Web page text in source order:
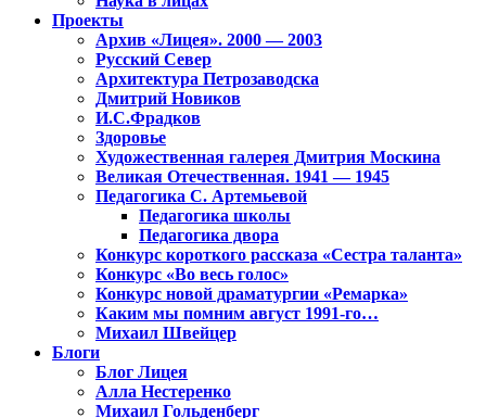
Проекты
Архив «Лицея». 2000 — 2003
Русский Север
Архитектура Петрозаводска
Дмитрий Новиков
И.С.Фрадков
Здоровье
Художественная галерея Дмитрия Москина
Великая Отечественная. 1941 — 1945
Педагогика С. Артемьевой
Педагогика школы
Педагогика двора
Конкурс короткого рассказа «Сестра таланта»
Конкурс «Во весь голос»
Конкурс новой драматургии «Ремарка»
Каким мы помним август 1991-го…
Михаил Швейцер
Блоги
Блог Лицея
Алла Нестеренко
Михаил Гольденберг